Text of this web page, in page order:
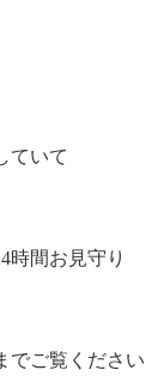
ていて
時間お見守り
でご覧ください